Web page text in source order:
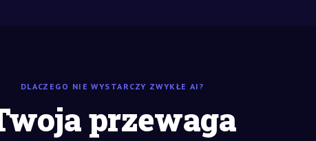
DLACZEGO NIE WYSTARCZY ZWYKŁE AI?
przewaga